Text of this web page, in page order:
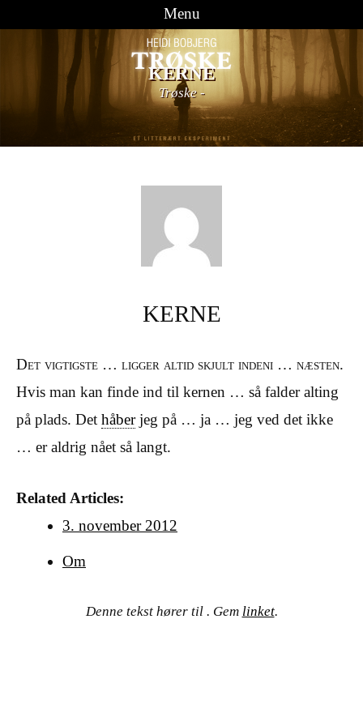
Menu
Videre til indhold
KERNE
Trøske-
KERNE
Det vigtigste … ligger altid skjult indeni … næsten.
Hvis man kan finde ind til kernen … så falder alting
på plads. Det håberjeg på … ja … jeg ved det ikke
… er aldrig nået så langt.
Related Articles:
3. november 2012
Om
Denne tekst hører til . Gem linket.